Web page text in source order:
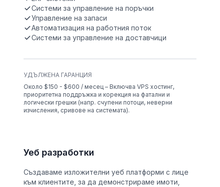
Системи за управление на поръчки
Управление на запаси
Автоматизация на работния поток
Системи за управление на доставчици
УДЪЛЖЕНА ГАРАНЦИЯ
Около $150 - $600 / месец – Включва VPS хостинг,
приоритетна поддръжка и корекция на фатални и
логически грешки (напр. счупени потоци, неверни
изчисления, сривове на системата).
Уеб разработки
Създаваме изложителни уеб платформи с лице
към клиентите, за да демонстрираме имоти,